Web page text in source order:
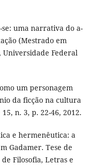
se: uma narrativa do a-
(Mestrado em
Universidade Federal
um personagem
da ficção na cultura
n. 3, p. 22-46, 2012.
e hermenêutica: a
Gadamer. Tese de
Filosofia, Letras e